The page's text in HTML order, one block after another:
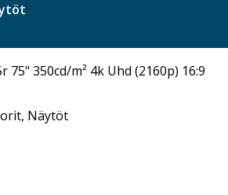
, Näytöt